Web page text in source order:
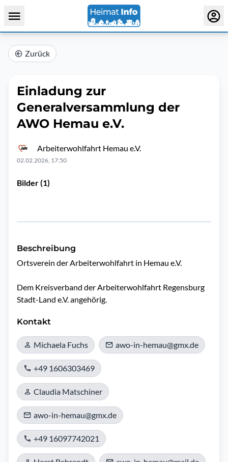
Zurück
Einladung zur
Generalversammlung der
AWO Hemau e.V.
Arbeiterwohlfahrt Hemau e.V.
02.02.2026, 17:50
Bilder (1)
Beschreibung
Ortsverein der Arbeiterwohlfahrt in Hemau e.V.
Dem Kreisverband der Arbeiterwohlfahrt Regensburg
Stadt-Land e.V. angehörig.
Kontakt
Michaela Fuchs awo-in-hemau@gmx.de
+49 1606303469
Claudia Matschiner
awo-in-hemau@gmx.de
+49 16097742021